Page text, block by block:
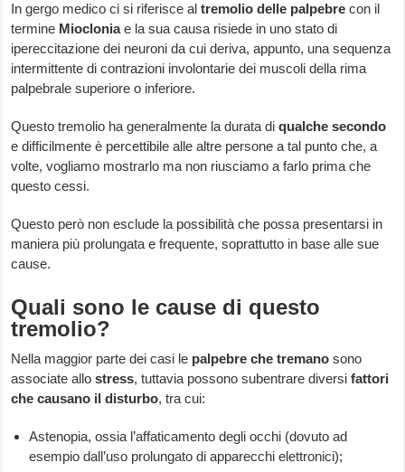
In gergo medico ci si riferisce altremolio delle palpebre con il
termine Miocloniae la sua causa risiede in uno stato di
ipereccitazione dei neuroni da cui deriva, appunto, una sequenza
intermittente di contrazioni involontarie dei muscoli della rima
palpebrale superiore o inferiore.
Questo tremolio ha generalmente la durata diqualche secondo
e difficilmente è percettibile alle altre persone a tal punto che, a
volte, vogliamo mostrarlo ma non riusciamo a farlo prima che
questo cessi.
Questo però non esclude la possibilità che possa presentarsi in
maniera più prolungata e frequente, soprattutto in base alle sue
cause.
Quali sono le cause di questo
tremolio?
Nella maggior parte dei casi le palpebre che tremano sono
associate allostress, tuttavia possono subentrare diversifattori
che causano il disturbo, tra cui:
Astenopia, ossia l’affaticamento degli occhi (dovuto ad
esempio dall’uso prolungato di apparecchi elettronici);